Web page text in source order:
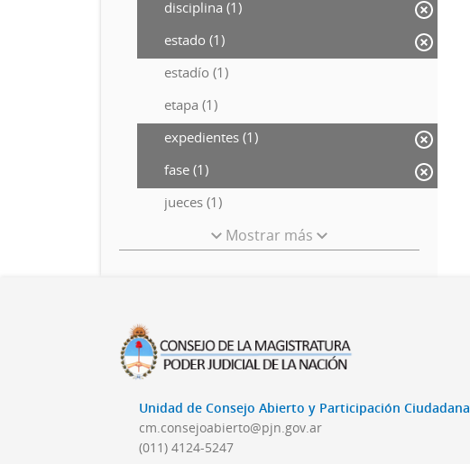
disciplina (1)
estado (1)
estadío (1)
etapa (1)
expedientes (1)
fase (1)
jueces (1)
Mostrar más
Unidad de Consejo Abierto y Participación Ciudadana
cm.consejoabierto@pjn.gov.ar
(011) 4124-5247